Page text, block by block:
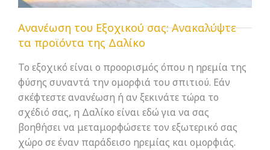
Ανανέωση του Εξοχικού σας: Ανακαλύψτε
τα προϊόντα της Δαλίκο
Το εξοχικό είναι ο προορισμός όπου η ηρεμία της
φύσης συναντά την ομορφιά του σπιτιού. Εάν
σκέφτεστε ανανέωση ή αν ξεκινάτε τώρα το
σχέδιό σας, η Δαλίκο είναι εδώ για να σας
βοηθήσει να μεταμορφώσετε τον εξωτερικό σας
χώρο σε έναν παράδεισο ηρεμίας και ομορφιάς.